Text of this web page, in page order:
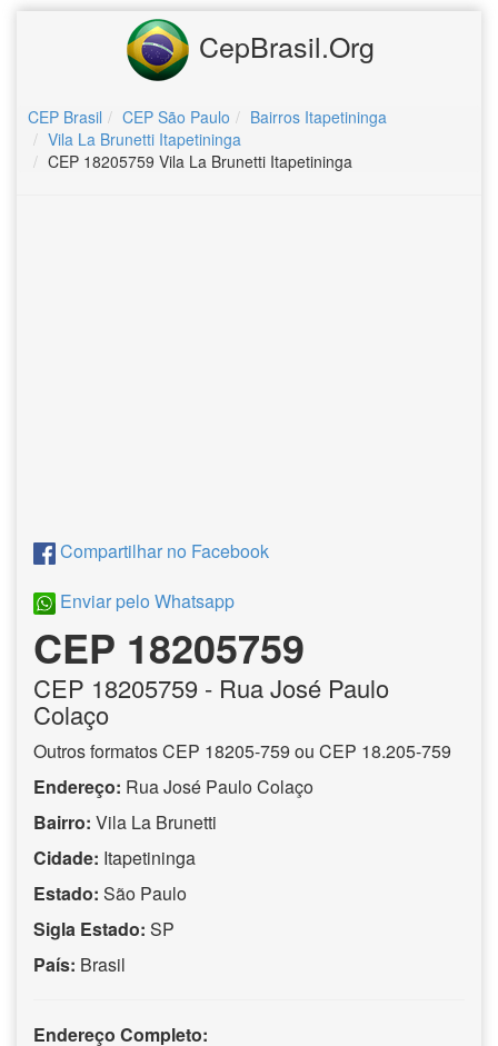
CepBrasil.Org
CEP Brasil CEP São Paulo
Bairros Itapetininga
Vila La Brunetti Itapetininga
CEP 18205759 Vila La Brunetti Itapetininga
Compartilhar no Facebook
Enviar pelo Whatsapp
CEP 18205759
CEP 18205759 - Rua José Paulo
Colaço
Outros formatos CEP 18205-759 ou CEP 18.205-759
Endereço: Rua José Paulo Colaço
Bairro: Vila La Brunetti
Cidade: Itapetininga
Estado: São Paulo
Sigla Estado: SP
País: Brasil
Endereço Completo: